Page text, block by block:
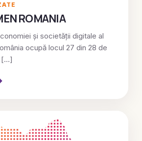
ROMANIA
și societății digitale al
ocupă locul 27 din 28 de
[…]